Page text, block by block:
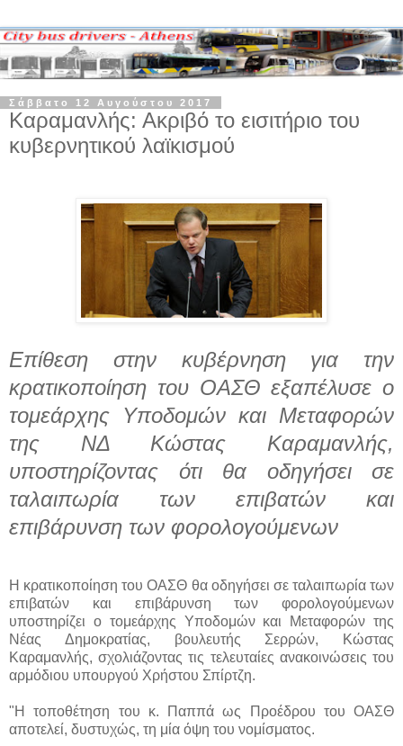
Σάββατο 12 Αυγούστου 2017
Καραμανλής: Ακριβό το εισιτήριο του
κυβερνητικού λαϊκισμού
Επίθεση στην κυβέρνηση για την
κρατικοποίηση του ΟΑΣΘ εξαπέλυσε ο
τομεάρχης Υποδομών και Μεταφορών
της ΝΔ Κώστας Καραμανλής,
υποστηρίζοντας ότι θα οδηγήσει σε
ταλαιπωρία των επιβατών και
επιβάρυνση των φορολογούμενων
Η κρατικοποίηση του ΟΑΣΘ θα οδηγήσει σε ταλαιπωρία των
επιβατών και επιβάρυνση των φορολογούμενων
υποστηρίζει ο τομεάρχης Υποδομών και Μεταφορών της
Νέας Δημοκρατίας, βουλευτής Σερρών, Κώστας
Καραμανλής, σχολιάζοντας τις τελευταίες ανακοινώσεις του
αρμόδιου υπουργού Χρήστου Σπίρτζη.
"Η τοποθέτηση του κ. Παππά ως Προέδρου του ΟΑΣΘ
αποτελεί, δυστυχώς, τη μία όψη του νομίσματος.